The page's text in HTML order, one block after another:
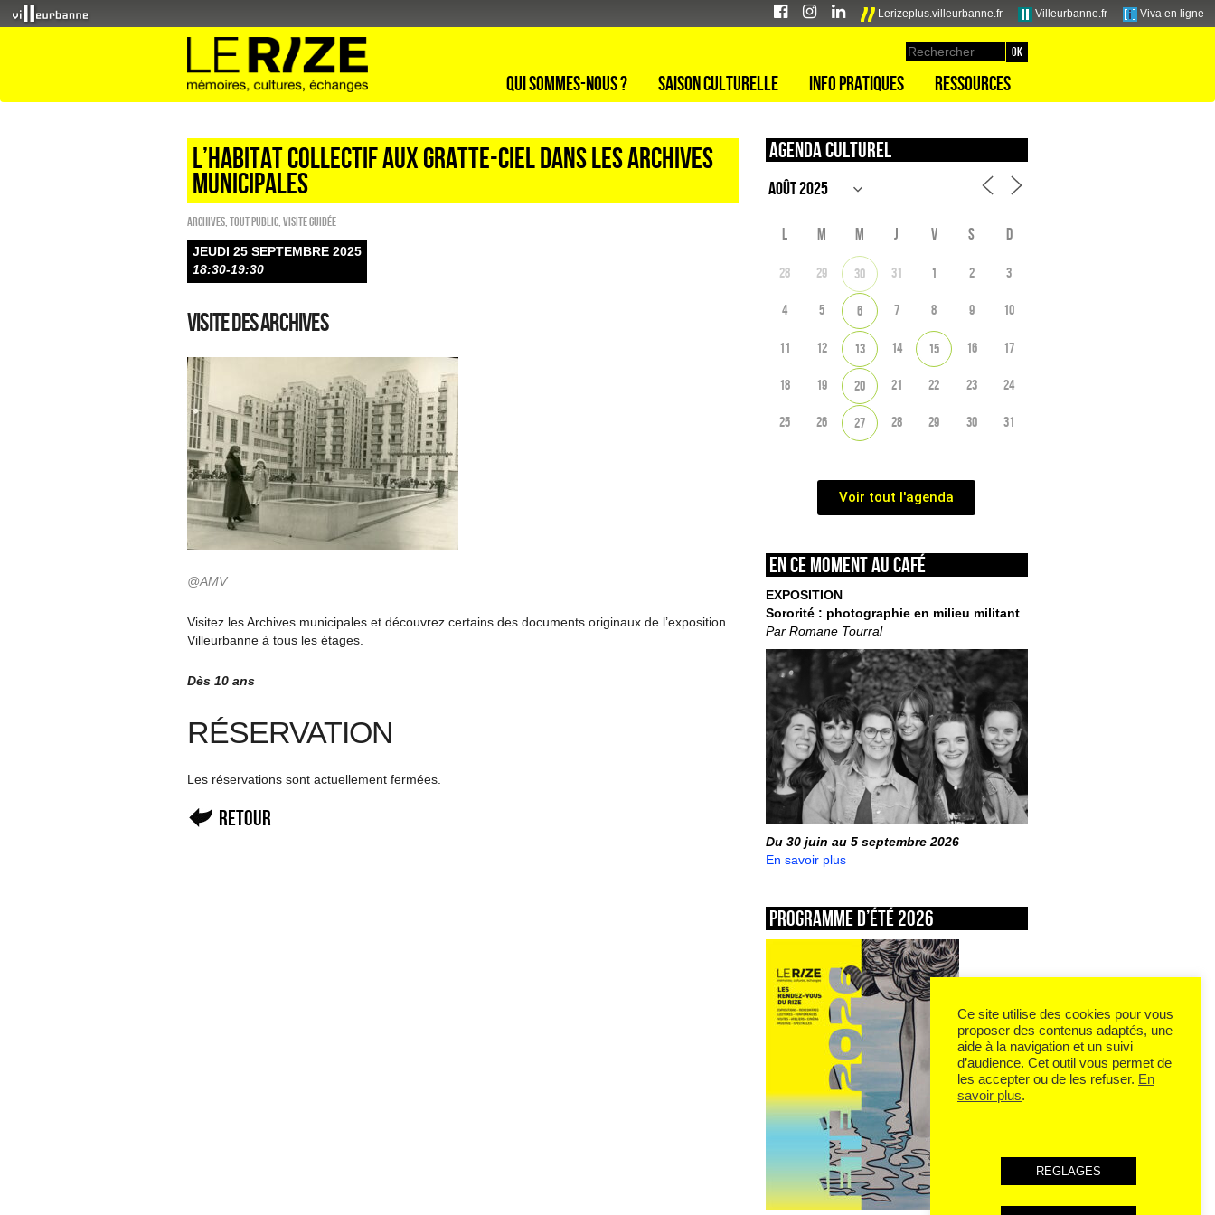
Lerizeplus.villeurbanne.fr Villeurbanne.fr Viva en ligne
Qui sommes-nous ? Saison culturelle Info pratiques Ressources
L’habitat collectif aux Gratte-Ciel dans Les Archives
municipales
Archives Tout public Visite guidée
JEUDI 25 SEPTEMBRE 2025
18:30-19:30
Visite des archives
@AMV
Visitez les Archives municipales et découvrez certains des documents originaux de l’exposition
Villeurbanne à tous les étages.
Dès 10 ans
RÉSERVATION
Les réservations sont actuellement fermées.
Retour
Agenda culturel
L M M J V S D
28 29 30 31 1 2 3
4 5 6 7 8 9 10
11 12 13 14 15 16 17
18 19 20 21 22 23 24
25 26 27 28 29 30 31
Voir tout l'agenda
En ce moment au café
EXPOSITION
Sororité : photographie en milieu militant
Par Romane Tourral
Du 30 juin au 5 septembre 2026
En savoir plus
Programme d’été 2026
Ce site utilise des cookies pour vous
proposer des contenus adaptés, une
aide à la navigation et un suivi
d’audience. Cet outil vous permet de
les accepter ou de les refuser. En
savoir plus.
REGLAGES